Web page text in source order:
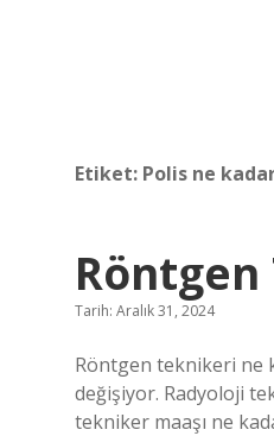
Etiket: Polis ne
Tarih: Aralık 31, 2024
Röntgen teknikeri ne
değişiyor. Radyoloji
tekniker maaşı ne